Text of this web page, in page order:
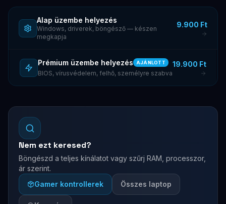
Alap üzembe helyezés
Windows, driverek, böngésző — készen
megkapja
9.900 Ft
Prémium üzembe helyezés AJÁNLOTT
BIOS, vírusvédelem, felhő, személyre szabva
19.900 Ft
Nem ezt keresed?
Böngészd a teljes kínálatot vagy szűrj RAM, processzor,
ár szerint.
Gamer kontrollerek
Összes laptop